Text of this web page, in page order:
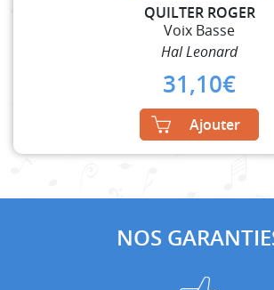
QUILTER ROGER
Voix Basse
Hal Leonard
31,10€
Ajouter
NOS